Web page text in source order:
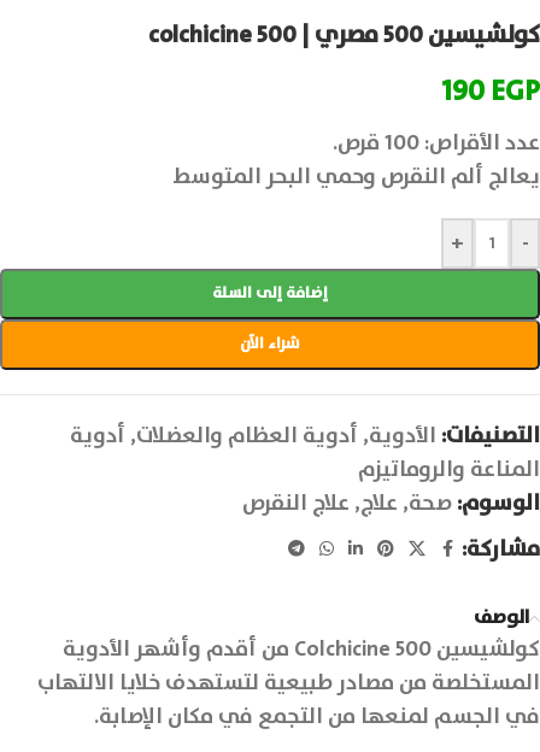
كولشيسين 500 مصري | colchicine 500
190EGP
عدد الأقراص: 100 قرص.
يعالج ألم النقرص وحمي البحر المتوسط
-
+
إضافة إلى السلة
شراء الآن
التصنيفات: الأدوية, أدوية العظام والعضلات, أدوية
المناعة والروماتيزم
الوسوم:صحة, علاج, علاج النقرص
مشاركة:
الوصف
كولشيسين 500 Colchicine من أقدم وأشهر الأدوية
المستخلصة من مصادر طبيعية لتستهدف خلايا الالتهاب
في الجسم لمنعها من التجمع في مكان الإصابة.